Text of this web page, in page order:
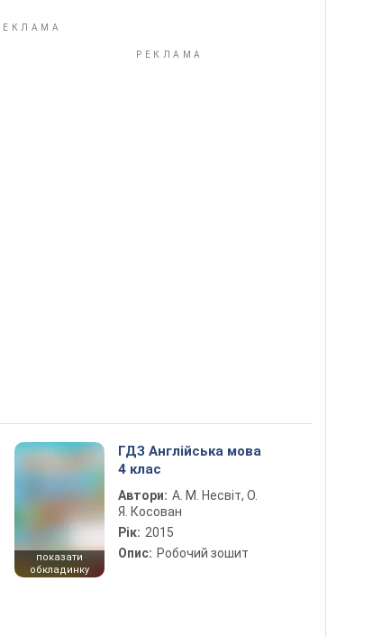
показати
обкладинку
ГДЗ Англійська мова
4 клас
Автори: А. М. Несвіт, О.
Я. Косован
Рік: 2015
Опис: Робочий зошит